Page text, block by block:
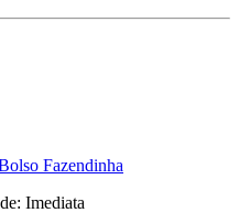
Fazendinha
Imediata